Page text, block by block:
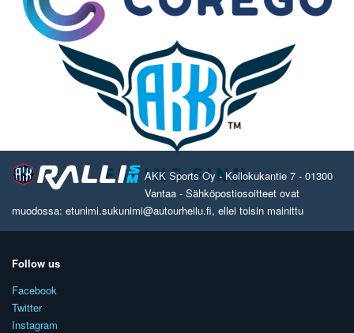
AKK Sports Oy - Kellokukantie 7 - 01300
Vantaa - Sähköpostiosoitteet ovat
muodossa: etunimi.sukunimi@autourheilu.fi, ellei toisin mainittu
Follow us
Facebook
Twitter
Instagram